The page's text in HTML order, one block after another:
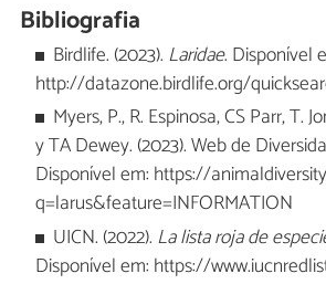
Bibliografia
Birdlife. (2023). Laridae. Disponível
http://datazone.birdlife.org/
Myers, P., R. Espinosa, CS Parr, T.
y TA Dewey. (2023). Web de
Disponível em: https://
q=larus&feature=INFORMATION
UICN. (2022). La lista roja de
Disponível em: https://